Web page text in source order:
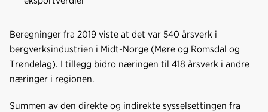
Beregninger fra 2019 viste at det var 540 årsverk i
bergverksindustrien i Midt-Norge (Møre og Romsdal og
Trøndelag). I tillegg bidro næringen til 418 årsverk i andre
næringer i regionen.
Summen av den direkte og indirekte sysselsettingen fra